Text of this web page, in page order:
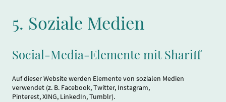
5. Soziale Medien
Social-Media-Elemente mit Shariff
Auf dieser Website werden Elemente von sozialen Medien
verwendet (z. B. Facebook, Twitter, Instagram,
Pinterest, XING, LinkedIn, Tumblr).